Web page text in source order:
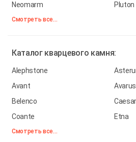
Neomarm
Pluton
Смотреть все...
Каталог кварцевого камня:
Alephstone
Avant
Avarus
Belenco
Coante
Etna
Смотреть все...